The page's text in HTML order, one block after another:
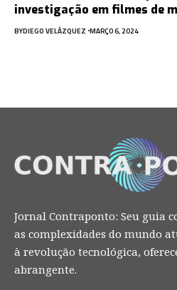
investigação em filmes de
BYDIEGO VELÁZQUEZ MARÇO 6, 2024
Jornal Contraponto: Seu guia
as complexidades do mundo
à revolução tecnológica,
abrangente.